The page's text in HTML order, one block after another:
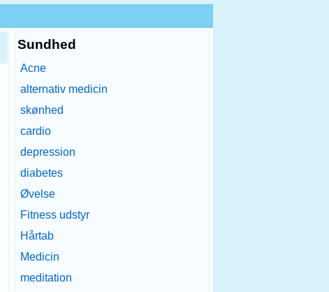
Sundhed
Acne
alternativ medicin
skønhed
cardio
depression
diabetes
Øvelse
Fitness udstyr
Hårtab
Medicin
meditation